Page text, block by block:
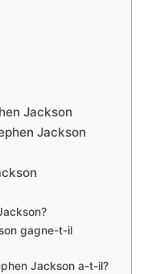
Jackson
Jackson
gagne-t-il
Jackson a-t-il?